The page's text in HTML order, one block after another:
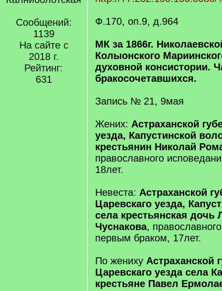
Сообщений:
1139
На сайте с
2018 г.
Рейтинг:
631
Ф.170, оп.9, д.964
МК за 1866г.
Колыонского
духовной консистории.
бракосочетавшихся.
Запись № 21, 9мая
Жених: Астраханской
уезда, Капустинской
крестьянин Николай
православного
18лет.
Невеста: Астраханской
Царевскаго уезда,
села крестьянская
Чуснакова,
первым браком, 17лет.
По жениху Астраханской
Царевскаго уезда села
крестьяне Павел